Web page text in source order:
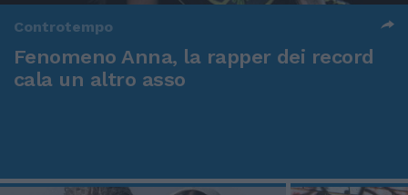
Controtempo
Fenomeno Anna, la rapper dei record
cala un altro asso